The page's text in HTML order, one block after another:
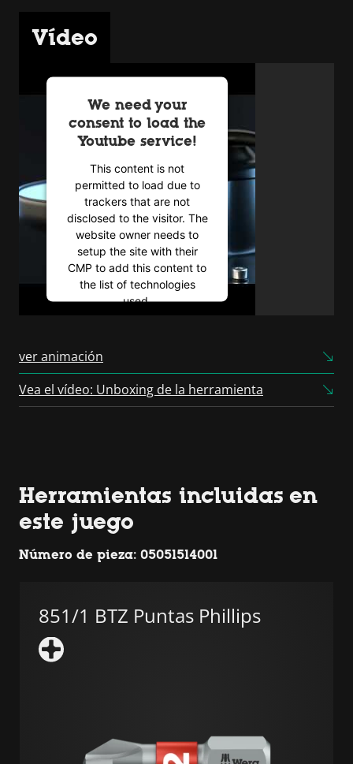
Vídeo
We need your
consent to load the
Youtube service!
This content is not
permitted to load due to
trackers that are not
disclosed to the visitor. The
website owner needs to
setup the site with their
CMP to add this content to
the list of technologies
used.
Consent Management
ver animación
Vea el vídeo: Unboxing de la herramienta
Herramientas incluidas en
este juego
Número de pieza: 05051514001
851/1 BTZ Puntas Phillips